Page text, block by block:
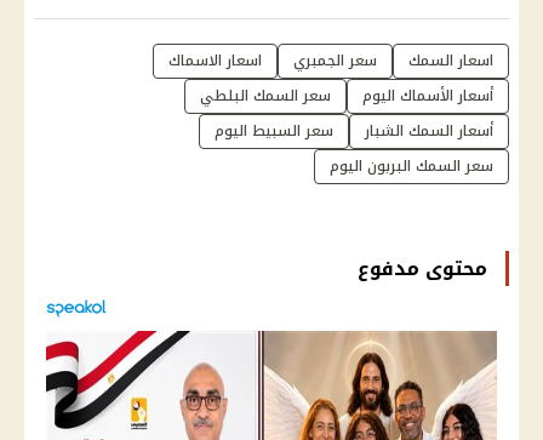
اسعار السمك سعر الجمبري
اسعار الاسماك
أسعار الأسماك اليوم
سعر السمك البلطي
أسعار السمك الشبار
سعر السبيط اليوم
سعر السمك البربون اليوم
محتوى مدفوع